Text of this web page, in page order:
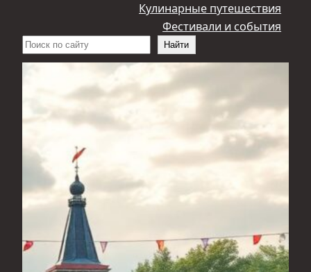
Кулинарные путешествия
Фестивали и события
Поиск
Найти